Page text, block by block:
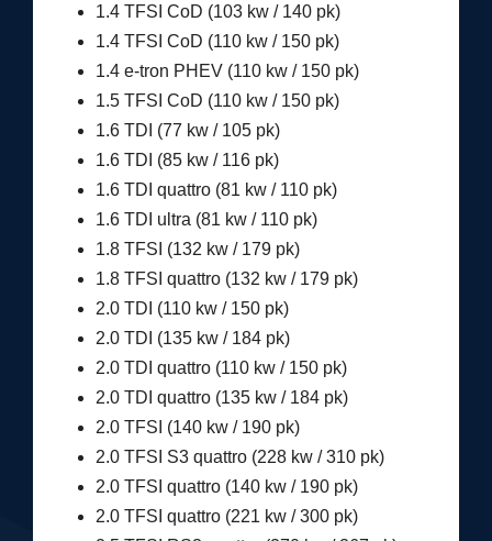
1.4 TFSI CoD (103 kw / 140 pk)
1.4 TFSI CoD (110 kw / 150 pk)
1.4 e-tron PHEV (110 kw / 150 pk)
1.5 TFSI CoD (110 kw / 150 pk)
1.6 TDI (77 kw / 105 pk)
1.6 TDI (85 kw / 116 pk)
1.6 TDI quattro (81 kw / 110 pk)
1.6 TDI ultra (81 kw / 110 pk)
1.8 TFSI (132 kw / 179 pk)
1.8 TFSI quattro (132 kw / 179 pk)
2.0 TDI (110 kw / 150 pk)
2.0 TDI (135 kw / 184 pk)
2.0 TDI quattro (110 kw / 150 pk)
2.0 TDI quattro (135 kw / 184 pk)
2.0 TFSI (140 kw / 190 pk)
2.0 TFSI S3 quattro (228 kw / 310 pk)
2.0 TFSI quattro (140 kw / 190 pk)
2.0 TFSI quattro (221 kw / 300 pk)